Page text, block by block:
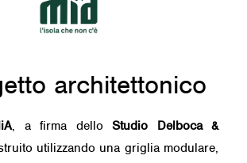
architettonico
, a firma dello Studio Delboca &
utilizzando una griglia modulare,